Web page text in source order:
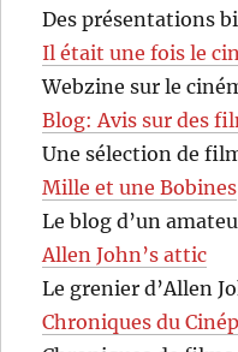
Des présentations
Il était une fois le
Webzine sur le
Blog: Avis sur des
Une sélection de
Mille et une Bobines
Le blog d’un
Allen John’s attic
Le grenier d’Allen
Chroniques du